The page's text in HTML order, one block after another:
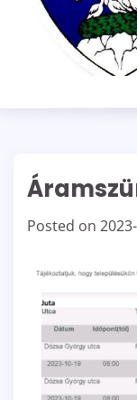
Posted on